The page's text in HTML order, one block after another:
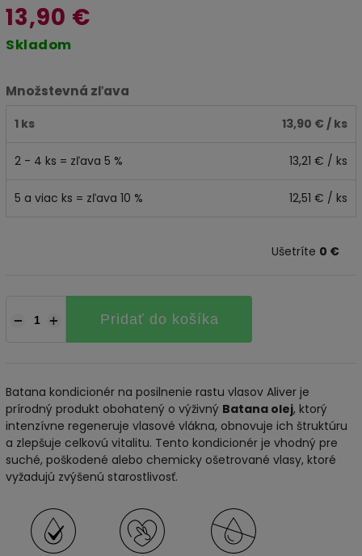
13,90 €
Skladom
Množstevná zľava
1 ks 13,90 € / ks
2 - 4 ks = zľava 5 % 13,21 € / ks
5 a viac ks = zľava 10 % 12,51 € / ks
Ušetríte 0 €
+
− Pridať do košíka
Batana kondicionér na posilnenie rastu vlasov Aliver je
prírodný produkt obohatený o výživný Batana olej, ktorý
intenzívne regeneruje vlasové vlákna, obnovuje ich štruktúru
a zlepšuje celkovú vitalitu. Tento kondicionér je vhodný pre
suché, poškodené alebo chemicky ošetrované vlasy, ktoré
vyžadujú zvýšenú starostlivosť.